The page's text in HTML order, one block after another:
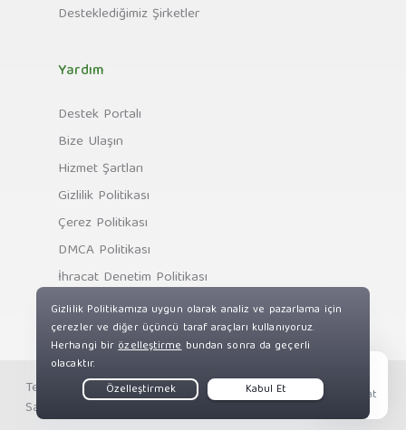
Desteklediğimiz Şirketler
Yardım
Destek Portalı
Bize Ulaşın
Hizmet Şartları
Gizlilik Politikası
Çerez Politikası
DMCA Politikası
İhracat Denetim Politikası
Telif Hakkı © Private Internet Access, Inc. Tüm Hakları
Saklıdır.
Live Chat